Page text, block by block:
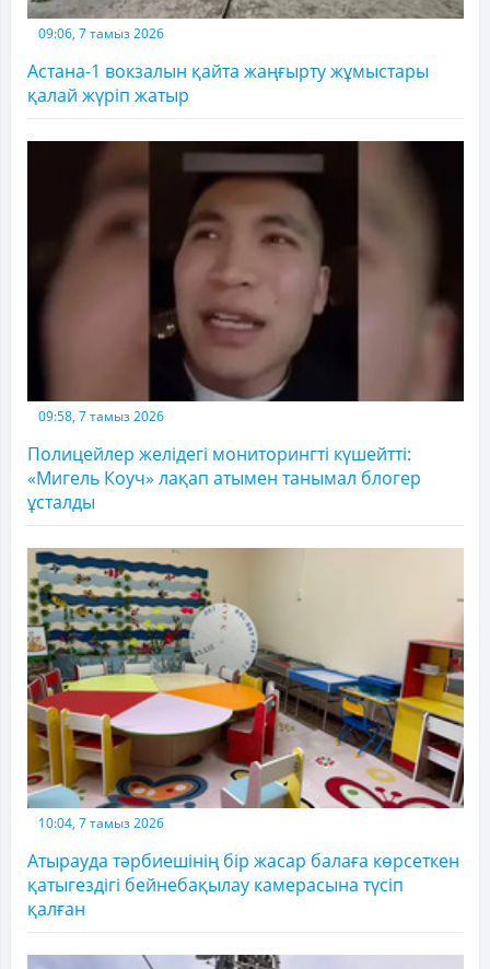
09:06, 7 тамыз 2026
Астана-1 вокзалын қайта жаңғырту жұмыстары
қалай жүріп жатыр
09:58, 7 тамыз 2026
Полицейлер желідегі мониторингті күшейтті:
«Мигель Коуч» лақап атымен танымал блогер
ұсталды
10:04, 7 тамыз 2026
Атырауда тәрбиешінің бір жасар балаға көрсеткен
қатыгездігі бейнебақылау камерасына түсіп
қалған